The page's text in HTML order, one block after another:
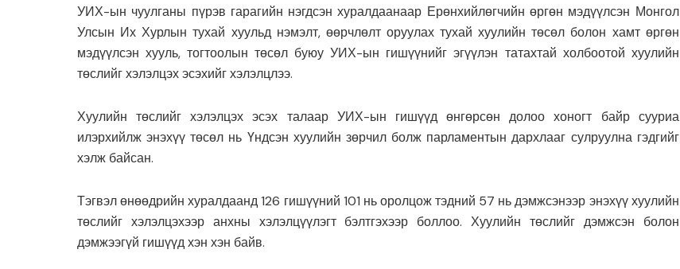
УИХ-ын чуулганы пүрэв гарагийн нэгдсэн хуралдаанаар Ерөнхийлөгчийн өргөн мэдүүлсэн Монгол
Улсын Их Хурлын тухай хуульд нэмэлт, өөрчлөлт оруулах тухай хуулийн төсөл болон хамт өргөн
мэдүүлсэн хууль, тогтоолын төсөл буюу УИХ-ын гишүүнийг эгүүлэн татахтай холбоотой хуулийн
төслийг хэлэлцэх эсэхийг хэлэлцлээ.
Хуулийн төслийг хэлэлцэх эсэх талаар УИХ-ын гишүүд өнгөрсөн долоо хоногт байр сууриа
илэрхийлж энэхүү төсөл нь Үндсэн хуулийн зөрчил болж парламентын дархлааг сулруулна гэдгийг
хэлж байсан.
Тэгвэл өнөөдрийн хуралдаанд 126 гишүүний 101 нь оролцож тэдний 57 нь дэмжсэнээр энэхүү хуулийн
төслийг хэлэлцэхээр анхны хэлэлцүүлэгт бэлтгэхээр боллоо. Хуулийн төслийг дэмжсэн болон
дэмжээгүй гишүүд хэн хэн байв.